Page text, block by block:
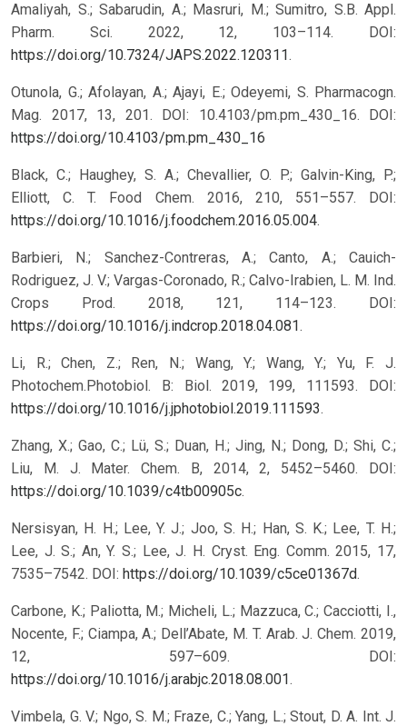
Amaliyah, S.; Sabarudin, A.; Masruri, M.; Sumitro, S.B. Appl.
Pharm. Sci. 2022, 12, 103–114. DOI:
https://doi.org/10.7324/JAPS.2022.120311.
Otunola, G.; Afolayan, A.; Ajayi, E.; Odeyemi, S. Pharmacogn.
Mag. 2017, 13, 201. DOI: 10.4103/pm.pm_430_16.
DOI:
https://doi.org/10.4103/pm.pm_430_16
Black, C.; Haughey, S. A.; Chevallier, O. P.; Galvin-King, P.;
Elliott, C. T. Food Chem. 2016, 210, 551–557. DOI:
https://doi.org/10.1016/j.foodchem.2016.05.004.
Barbieri, N.; Sanchez-Contreras, A.; Canto, A.; Cauich-
Rodriguez, J. V.; Vargas-Coronado, R.; Calvo-Irabien, L. M. Ind.
Crops Prod. 2018, 121, 114–123. DOI:
https://doi.org/10.1016/j.indcrop.2018.04.081.
Li, R.; Chen, Z.; Ren, N.; Wang, Y.; Wang, Y.; Yu, F. J.
Photochem.Photobiol. B: Biol. 2019, 199, 111593. DOI:
https://doi.org/10.1016/j.jphotobiol.2019.111593.
Zhang, X.; Gao, C.; Lü, S.; Duan, H.; Jing, N.; Dong, D.; Shi, C.;
Liu, M. J. Mater. Chem. B, 2014, 2, 5452–5460. DOI:
https://doi.org/10.1039/c4tb00905c.
Nersisyan, H. H.; Lee, Y. J.; Joo, S. H.; Han, S. K.; Lee, T. H.;
Lee, J. S.; An, Y. S.; Lee, J. H. Cryst. Eng. Comm. 2015, 17,
7535–7542. DOI: https://doi.org/10.1039/c5ce01367d.
Carbone, K.; Paliotta, M.; Micheli, L.; Mazzuca, C.; Cacciotti, I.,
Nocente, F.; Ciampa, A.; Dell’Abate, M. T. Arab. J. Chem. 2019,
12, 597–609. DOI:
https://doi.org/10.1016/j.arabjc.2018.08.001.
Vimbela, G. V.; Ngo, S. M.; Fraze, C.; Yang, L.; Stout, D. A. Int. J.